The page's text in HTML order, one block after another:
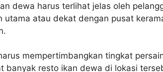
dewa harus terlihat jelas oleh
utama atau dekat dengan pusat
mempertimbangkan tingkat
banyak resto ikan dewa di lokasi